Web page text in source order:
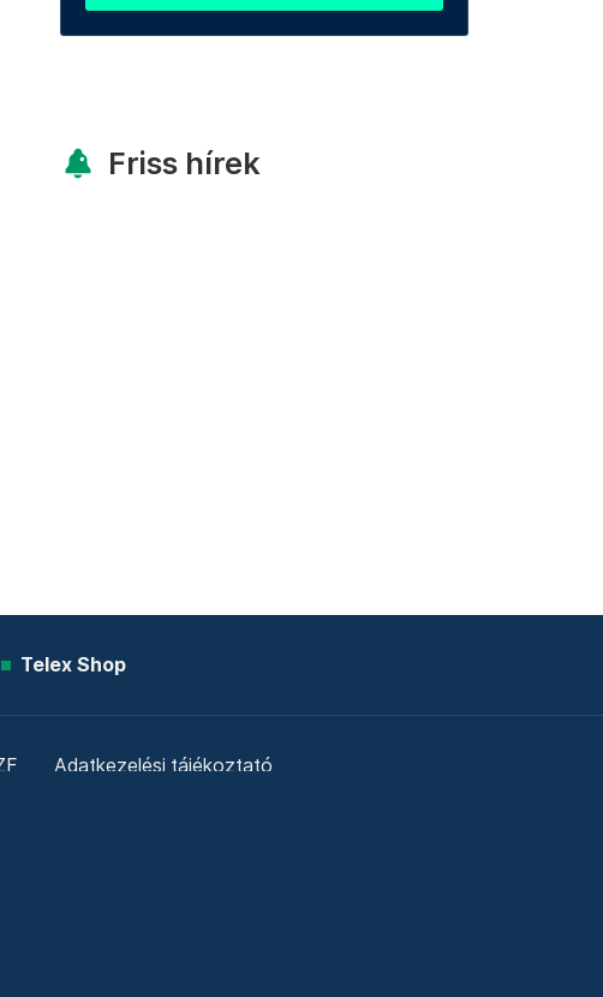
Friss hírek
Telex Shop
Adatkezelési tájékoztató